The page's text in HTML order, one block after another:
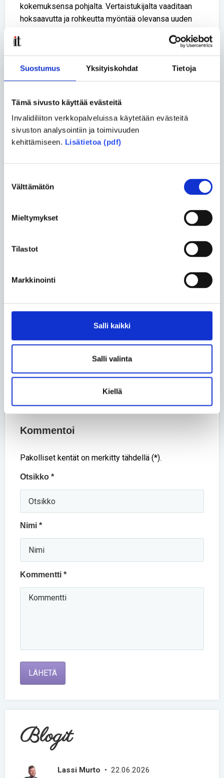
Suostumus Yksityiskohdat Tietoja
Tämä sivusto käyttää evästeitä
Invalidiliiton verkkopalveluissa käytetään evästeitä
sivuston analysointiin ja toimivuuden
kehittämiseen. Lisätietoa (pdf)
valinta
Välttämätön
Mieltymykset
Tilastot
Markkinointi
Salli kaikki
Salli valinta
Kiellä
kokemuksensa pohjalta. Vertaistukijalta vaaditaan
hoksaavutta ja rohkeutta myöntää olevansa uuden
valmista vastausta, eikä hankaliin tilanteisiin tarvitse
voi aina ottaa yhteyttä.
Invalidiliitossa vertaistukijoita välittää vertaistuen
vastuuhenkilö. Myös jäsenyhdistysten
vastuuhenkilöt voivat välittää vertaistukijoita.
Tietoturvasyistä vertaistukihenkilöiden yhteystietoja
vertaistukikoulutuksista Invalidiliiton kotisivuilta >>
Ota yhteyttä
Merja Monto
Jaa uutinen
Jaa Facebookissa
Kommentoi
Pakolliset kentät on merkitty tähdellä (*).
Otsikko *
Nimi *
Kommentti *
LÄHETÄ
Blogit
Lassi Murto • 22.06.2026